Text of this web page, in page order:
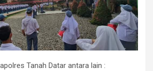
Tanah Datar antara lain :